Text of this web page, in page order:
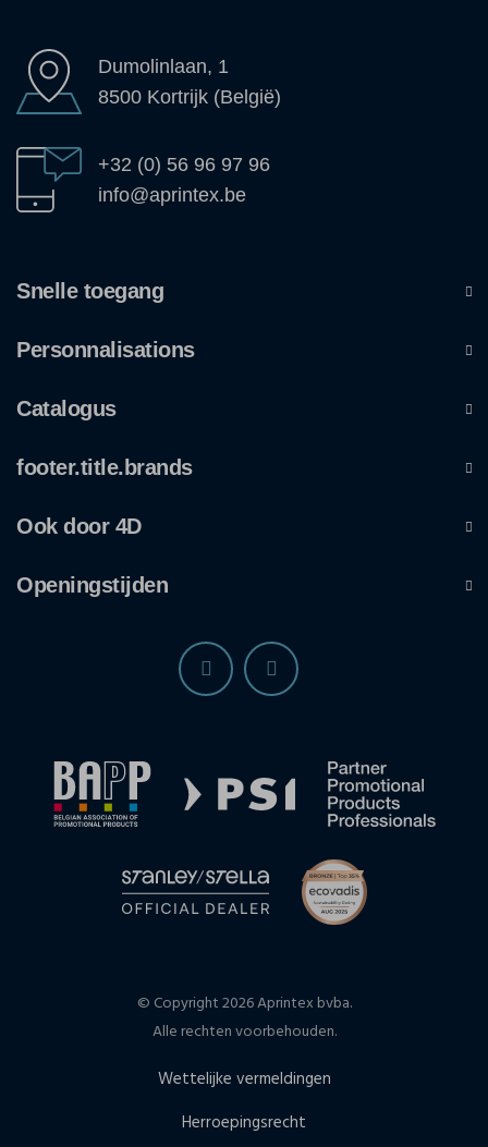
Dumolinlaan, 1
8500 Kortrijk (België)
+32 (0) 56 96 97 96
info@aprintex.be
Snelle toegang
Personnalisations
Catalogus
footer.title.brands
Ook door 4D
Openingstijden
© Copyright 2026 Aprintex bvba.
Alle rechten voorbehouden.
Wettelijke vermeldingen
Herroepingsrecht